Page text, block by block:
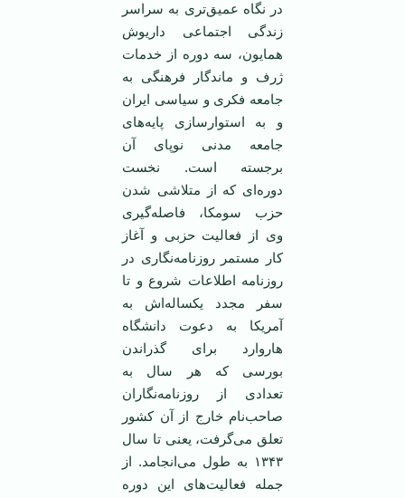
در نگاه عمیق‌تری به سراسر
زندگی اجتماعی داریوش
همایون، سه دوره از خدمات
ژرف و ماندگار فرهنگی به
جامعه فکری و سیاسی ایران
و به استوار‌سازی پایه‌های
جامعه مدنی نوپای آن
برجسته است. نخست
دوره‌ای که از متلاشی شدن
حزب سومکا، فاصله‌گیری
وی از فعالیت حزبی و آغاز
کار مستمر روزنامه‌نگاری در
روزنامه اطلاعات شروع و تا
سفر مجدد یکساله‌اش به
آمریکا به دعوت دانشگاه
هاروارد برای گذراندن
بورسی که هر سال به
تعدادی از روزنامه‌نگاران
صاحب‌نام خارج از آن کشور
تعلق می‌گرفت، یعنی تا سال
۱۳۴۳ به طول می‌انجامد. از
جمله فعالیت‌های این دوره